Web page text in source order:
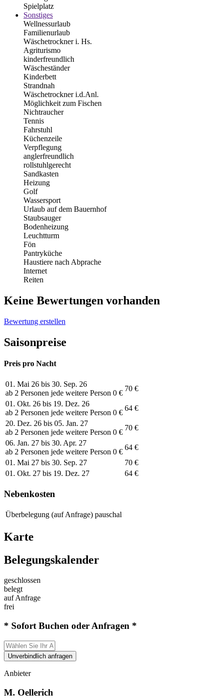
Spielplatz
Sonstiges
Wellnessurlaub
Familienurlaub
Wäschetrockner i. Hs.
Agriturismo
kinderfreundlich
Wäscheständer
Kinderbett
Strandnah
Wäschetrockner i.d.Anl.
Möglichkeit zum Fischen
Nichtraucher
Tennis
Fahrstuhl
Küchenzeile
Verpflegung
anglerfreundlich
rollstuhlgerecht
Sandkasten
Heizung
Golf
Wassersport
Urlaub auf dem Bauernhof
Staubsauger
Bodenheizung
Leuchtturm
Fön
Pantryküche
Haustiere nach Abprache
Internet
Reiten
Keine Bewertungen vorhanden
Bewertung erstellen
Saisonpreise
Preis pro Nacht
01. Mai 26 bis 30. Sep. 26
ab 2 Personen jede weitere Person 0 €
70 €
01. Okt. 26 bis 19. Dez. 26
ab 2 Personen jede weitere Person 0 €
64 €
20. Dez. 26 bis 05. Jan. 27
ab 2 Personen jede weitere Person 0 €
70 €
06. Jan. 27 bis 30. Apr. 27
ab 2 Personen jede weitere Person 0 €
64 €
01. Mai 27 bis 30. Sep. 27
70 €
01. Okt. 27 bis 19. Dez. 27
64 €
Nebenkosten
Überbelegung (auf Anfrage) pauschal
Karte
Belegungskalender
geschlossen
belegt
auf Anfrage
frei
* Sofort Buchen oder Anfragen *
Unverbindlich anfragen
Anbieter
M. Oellerich